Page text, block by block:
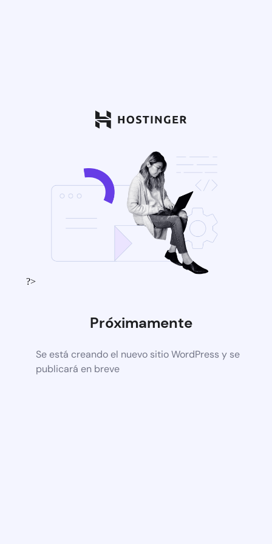
?>
Próximamente
Se está creando el nuevo sitio WordPress y se
publicará en breve